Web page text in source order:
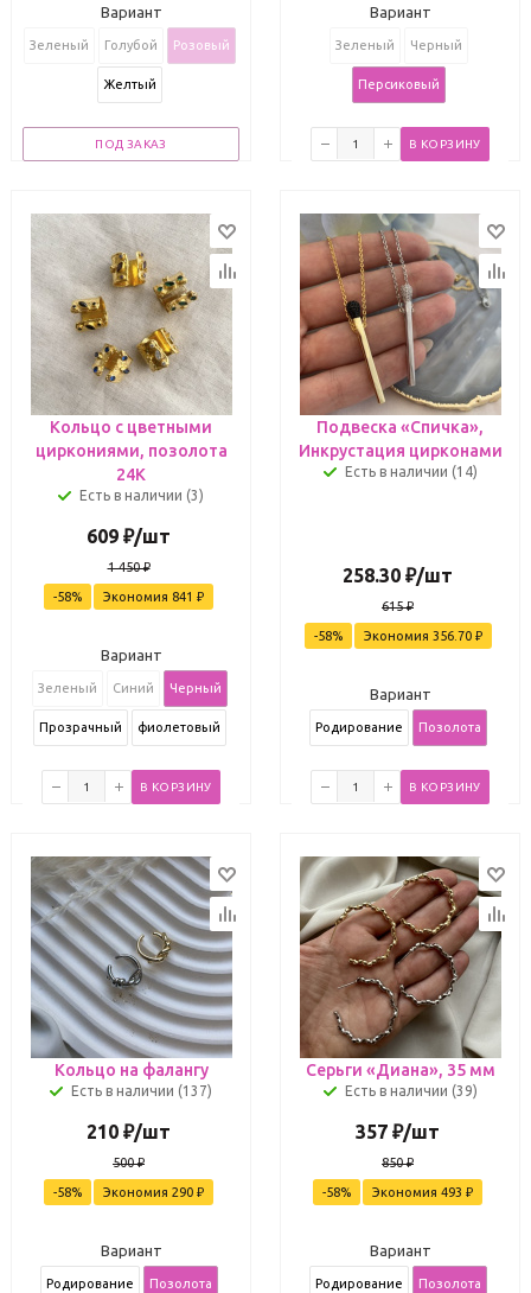
Вариант
Зеленый Голубой Розовый
Желтый
ПОД ЗАКАЗ
Вариант
Зеленый Черный
Персиковый
В КОРЗИНУ
Кольцо с цветными
циркониями, позолота
24К
Есть в наличии (3)
609 ₽/шт
1 450₽
-58% Экономия 841 ₽
Вариант
Зеленый Синий Черный
Прозрачный фиолетовый
В КОРЗИНУ
Подвеска «Спичка»,
Инкрустация цирконами
Есть в наличии (14)
258.30 ₽/шт
615₽
-58% Экономия 356.70₽
Вариант
Родирование Позолота
В КОРЗИНУ
Кольцо на фалангу
Есть в наличии (137)
210 ₽/шт
500₽
-58% Экономия 290 ₽
Вариант
Родирование Позолота
Серьги «Диана», 35 мм
Есть в наличии (39)
357 ₽/шт
850₽
-58% Экономия 493 ₽
Вариант
Родирование Позолота